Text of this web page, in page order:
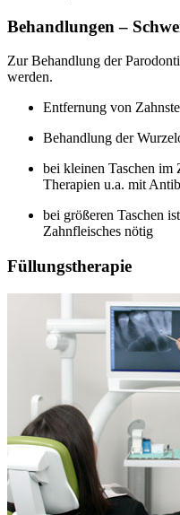
Behandlungen –
Zur Behandlung der
werden.
Entfernung von
Behandlung der
bei kleinen Taschen im
Therapien u.a. mit
bei größeren Taschen
Zahnfleisches nötig
Füllungstherapie